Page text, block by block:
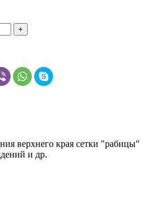
+
верхнего края сетки "рабицы"
и др.